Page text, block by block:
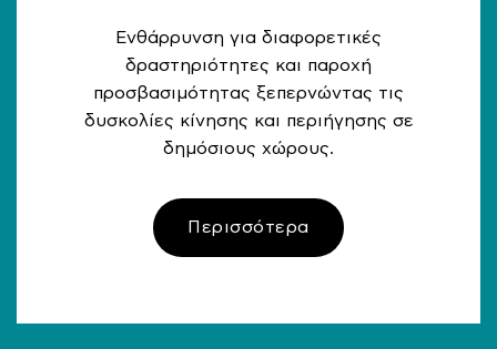
Ενθάρρυνση για διαφορετικές
δραστηριότητες και παροχή
προσβασιμότητας ξεπερνώντας τις
δυσκολίες κίνησης και περιήγησης σε
δημόσιους χώρους.
Περισσότερα